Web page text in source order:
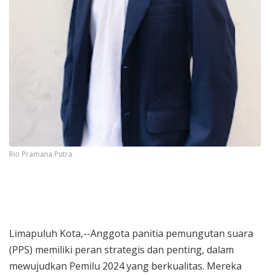
Rio Pramana Putra
Limapuluh Kota,--Anggota panitia pemungutan suara
(PPS) memiliki peran strategis dan penting, dalam
mewujudkan Pemilu 2024 yang berkualitas. Mereka